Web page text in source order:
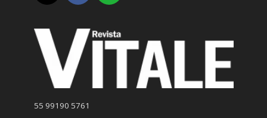
55 99190 5761